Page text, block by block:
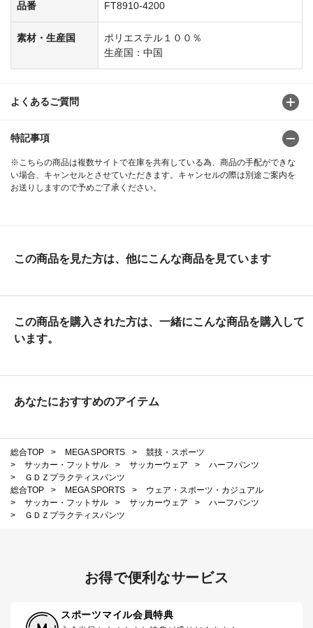
品番 FT8910-4200
素材・生産国
ポリエステル１００％
生産国：中国
よくあるご質問
特記事項
※こちらの商品は複数サイトで在庫を共有している為、商品の手配ができな
い場合、キャンセルとさせていただきます。キャンセルの際は別途ご案内を
お送りしますので予めご了承ください。
この商品を見た方は、他にこんな商品を見ています
この商品を購入された方は、一緒にこんな商品を購入して
います。
あなたにおすすめのアイテム
総合TOP > MEGA SPORTS >
競技・スポーツ
>
サッカー・フットサル > サッカーウェア >
ハーフパンツ
>
ＧＤＺプラクティスパンツ
総合TOP
> MEGA SPORTS >
ウェア・スポーツ・カジュアル
>
サッカー・フットサル > サッカーウェア >
ハーフパンツ
>
ＧＤＺプラクティスパンツ
お得で便利なサービス
スポーツマイル会員特典